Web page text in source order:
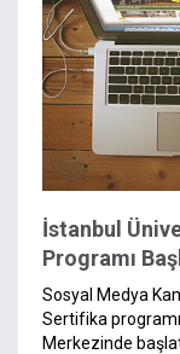
İstanbul
Programı
Sosyal Medya
Sertifika
Merkezinde